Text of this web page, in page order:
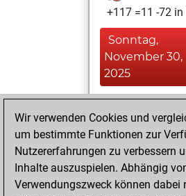
+117 =11 -72
Sonntag,
November 30,
2025
You
bullet games
You
=0 -2 in bullet
Mittwoch,
Wir verwenden Cookies und
um bestimmte Funktionen zur
Nutzererfahrungen zu verbessern
Inhalte auszuspielen. Abhängig
Verwendungszweck können dabei